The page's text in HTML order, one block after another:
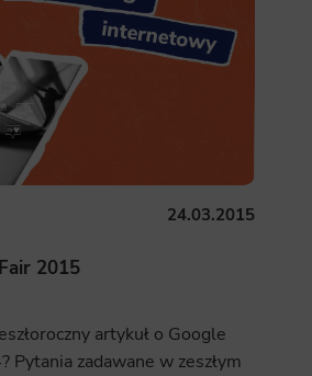
contribute to the security and usability of the website by
access to specific areas of the website. The website cannot
and to remember choices you make while using our
your language preferences or to remember your login information,
site traffic and how users use the site, how they came to the
Analytical cookies and similar technologies allow us to
24.03.2015
2015
artykuł o Google
Pytania zadawane w zeszłym